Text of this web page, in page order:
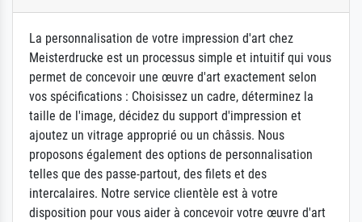
La personnalisation de votre impression d'art chez
Meisterdrucke est un processus simple et intuitif qui vous
permet de concevoir une œuvre d'art exactement selon
vos spécifications : Choisissez un cadre, déterminez la
taille de l'image, décidez du support d'impression et
ajoutez un vitrage approprié ou un châssis. Nous
proposons également des options de personnalisation
telles que des passe-partout, des filets et des
intercalaires. Notre service clientèle est à votre
disposition pour vous aider à concevoir votre œuvre d'art